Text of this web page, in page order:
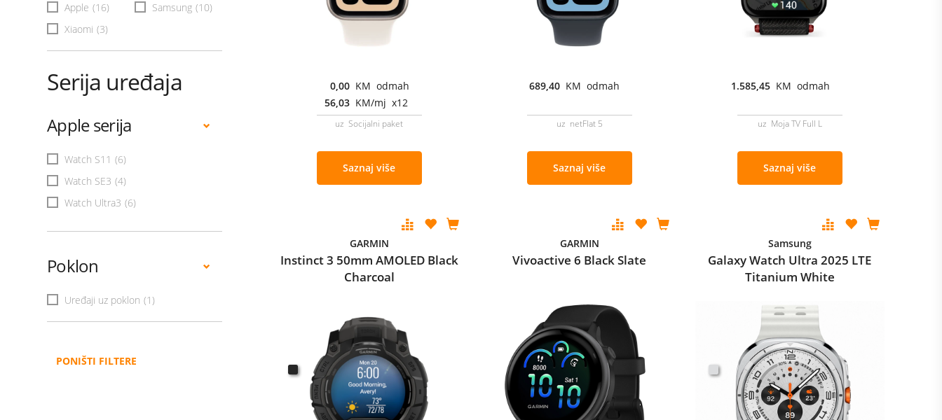
Apple (16) Samsung (10)
Xiaomi (3)
Serija uređaja
Apple serija
Watch S11 (6)
Watch SE3 (4)
Watch Ultra3 (6)
Poklon
Uređaji uz poklon (1)
PONIŠTI FILTERE
0,00 KM odmah
56,03 KM/mj x12
uz Socijalni paket
Saznaj više
689,40 KM odmah
uz netFlat 5
Saznaj više
1.585,45 KM odmah
uz Moja TV Full L
Saznaj više
GARMIN
Instinct 3 50mm AMOLED Black
Charcoal
GARMIN
Vivoactive 6 Black Slate
Samsung
Galaxy Watch Ultra 2025 LTE
Titanium White